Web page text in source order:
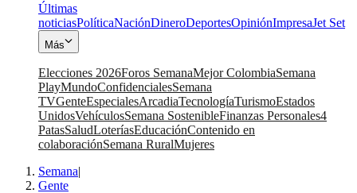
Últimas
noticiasPolíticaNaciónDineroDeportesOpiniónImpresaJet Set
Más
Elecciones 2026Foros SemanaMejor ColombiaSemana
PlayMundoConfidencialesSemana
TVGenteEspecialesArcadiaTecnologíaTurismoEstados
UnidosVehículosSemana SostenibleFinanzas Personales4
PatasSaludLoteríasEducaciónContenido en
colaboraciónSemana RuralMujeres
Semana|
Gente